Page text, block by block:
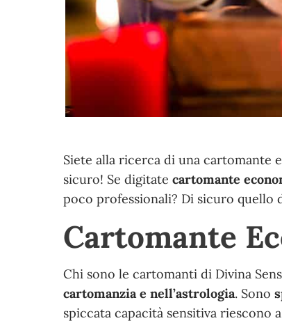
Siete alla ricerca di una cartomante
sicuro! Se digitatecartomante
poco professionali? Di sicuro quello
Cartomante
Chi sono le cartomanti di Divina
cartomanzia e nell’astrologia. Sono
spiccata capacità sensitiva riescono